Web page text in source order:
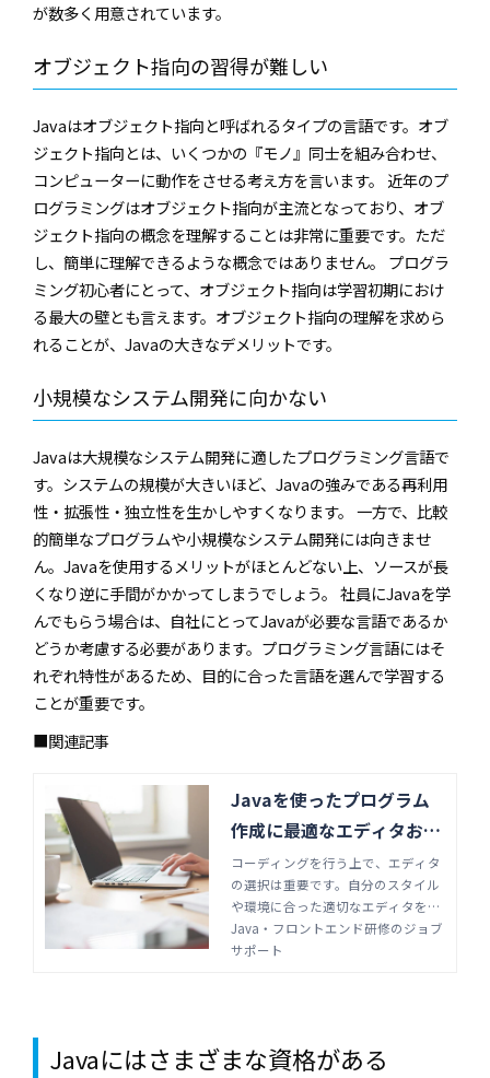
が数多く用意されています。
オブジェクト指向の習得が難しい
Javaはオブジェクト指向と呼ばれるタイプの言語です。オブ
ジェクト指向とは、いくつかの『モノ』同士を組み合わせ、
コンピューターに動作をさせる考え方を言います。 近年のプ
ログラミングはオブジェクト指向が主流となっており、オブ
ジェクト指向の概念を理解することは非常に重要です。ただ
し、簡単に理解できるような概念ではありません。 プログラ
ミング初心者にとって、オブジェクト指向は学習初期におけ
る最大の壁とも言えます。オブジェクト指向の理解を求めら
れることが、Javaの大きなデメリットです。
小規模なシステム開発に向かない
Javaは大規模なシステム開発に適したプログラミング言語で
す。システムの規模が大きいほど、Javaの強みである再利用
性・拡張性・独立性を生かしやすくなります。 一方で、比較
的簡単なプログラムや小規模なシステム開発には向きませ
ん。Javaを使用するメリットがほとんどない上、ソースが長
くなり逆に手間がかかってしまうでしょう。 社員にJavaを学
んでもらう場合は、自社にとってJavaが必要な言語であるか
どうか考慮する必要があります。プログラミング言語にはそ
れぞれ特性があるため、目的に合った言語を選んで学習する
ことが重要です。
■関連記事
Javaを使ったプログラム
作成に最適なエディタおす
すめ6選 | Java・フロント
エンド研修のジョブサポー
ト
コーディングを行う上で、エディタ
の選択は重要です。自分のスタイル
や環境に合った適切なエディタを用
いることで、作業効率は格段にアッ
プするでしょう。この記事では、Ja
Java・フロントエンド研修のジョブ
サポート
Javaにはさまざまな資格がある